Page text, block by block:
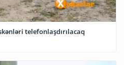
telefonlaşdırılacaq